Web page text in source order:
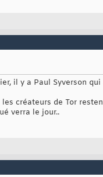
il y a Paul Syverson
créateurs de Tor
verra le jour..